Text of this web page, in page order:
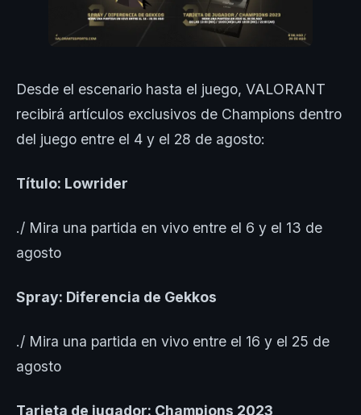
Desde el escenario hasta el juego, VALORANT
recibirá artículos exclusivos de Champions dentro
del juego entre el 4 y el 28 de agosto:
Título: Lowrider
./ Mira una partida en vivo entre el 6 y el 13 de
agosto
Spray: Diferencia de Gekkos
./ Mira una partida en vivo entre el 16 y el 25 de
agosto
Tarjeta de jugador: Champions 2023